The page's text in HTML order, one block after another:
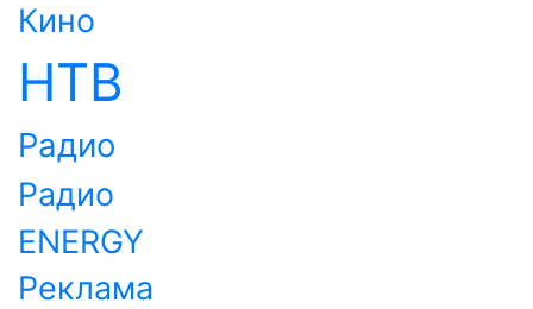
Кино
НТВ
Радио
Радио
ENERGY
Реклама